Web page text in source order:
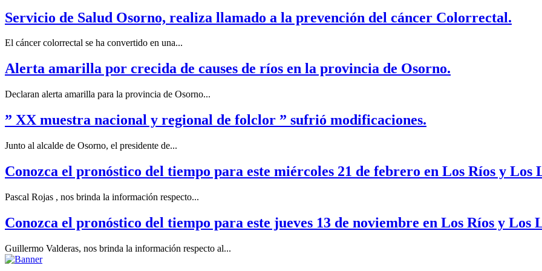
Servicio de Salud Osorno, realiza llamado a la prevención del cáncer Colorrectal.
El cáncer colorrectal se ha convertido en una...
Alerta amarilla por crecida de causes de ríos en la provincia de Osorno.
Declaran alerta amarilla para la provincia de Osorno...
” XX muestra nacional y regional de folclor ” sufrió modificaciones.
Junto al alcalde de Osorno, el presidente de...
Conozca el pronóstico del tiempo para este miércoles 21 de febrero en Los Ríos y Los
Pascal Rojas , nos brinda la información respecto...
Conozca el pronóstico del tiempo para este jueves 13 de noviembre en Los Ríos y Los
Guillermo Valderas, nos brinda la información respecto al...